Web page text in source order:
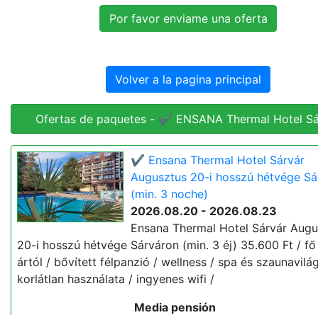
Volver a la pagina principal
Ofertas de paquetes - ✔️ ENSANA Thermal Hotel
✔️ Ensana Thermal Hotel Sárvár
Augusztus 20-i hosszú hétvége
(min. 3 noche)
2026.08.20 - 2026.08.23
Ensana Thermal Hotel Sárvár
20-i hosszú hétvége Sárváron (min. 3 éj) 35.600 Ft /
ártól / bővített félpanzió / wellness / spa és
korlátlan használata / ingyenes wifi /
Media pensión